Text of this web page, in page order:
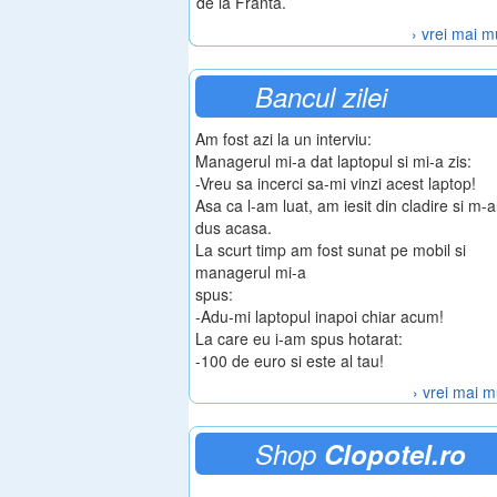
› vrei mai
Bancul zilei
Am fost azi la un interviu:
Managerul mi-a dat laptopul si mi-a zis:
-Vreu sa incerci sa-mi vinzi acest laptop!
Asa ca l-am luat, am iesit din cladire si m-
dus acasa.
La scurt timp am fost sunat pe mobil si
managerul mi-a
spus:
-Adu-mi laptopul inapoi chiar acum!
La care eu i-am spus hotarat:
-100 de euro si este al tau!
› vrei mai
Shop Clopotel.ro